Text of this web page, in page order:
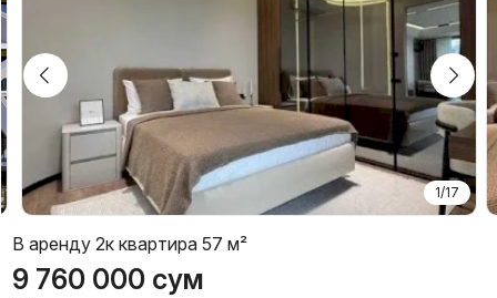
1/17
В аренду 2к квартира 57 м²
9 760 000 сум